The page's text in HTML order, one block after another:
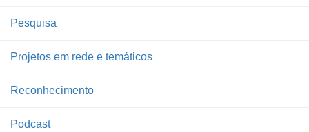
Pesquisa
Projetos em rede e temáticos
Reconhecimento
Podcast